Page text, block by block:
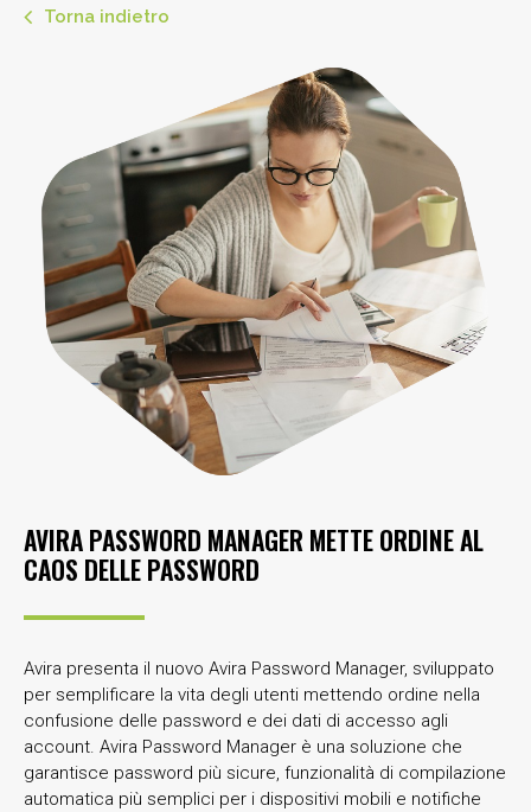
Torna indietro
AVIRA PASSWORD MANAGER METTE ORDINE AL
CAOS DELLE PASSWORD
Avira presenta il nuovo Avira Password Manager, sviluppato
per semplificare la vita degli utenti mettendo ordine nella
confusione delle password e dei dati di accesso agli
account. Avira Password Manager è una soluzione che
garantisce password più sicure, funzionalità di compilazione
automatica più semplici per i dispositivi mobili e notifiche